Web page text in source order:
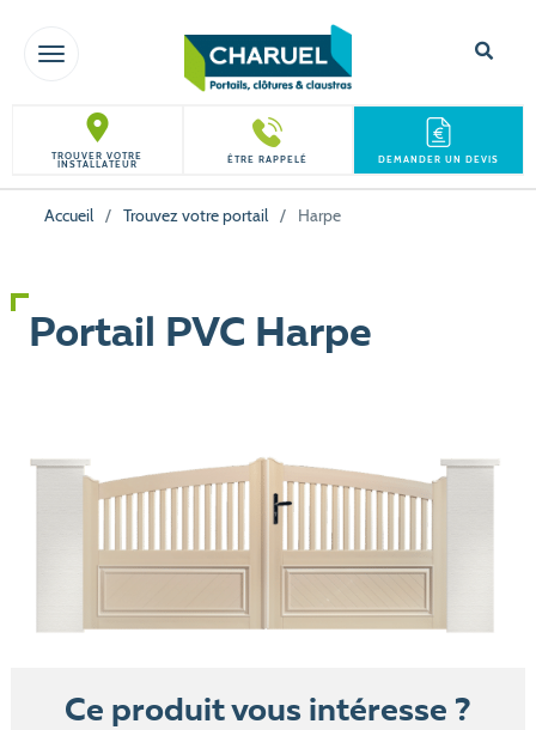
TOGGLE NAVIGATION
TROUVER VOTRE
INSTALLATEUR ÊTRE RAPPELÉ DEMANDER UN DEVIS
Accueil / Trouvez votre portail / Harpe
Portail PVC Harpe
Ce produit vous intéresse ?